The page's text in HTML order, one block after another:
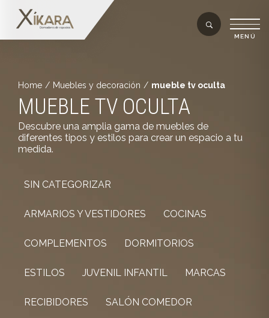
Home / Muebles y decoración / mueble tv oculta
MUEBLE TV OCULTA
Descubre una amplia gama de muebles de
diferentes tipos y estilos para crear un espacio a tu
medida.
SIN CATEGORIZAR
ARMARIOS Y VESTIDORES COCINAS
COMPLEMENTOS DORMITORIOS
ESTILOS JUVENIL INFANTIL MARCAS
RECIBIDORES SALÓN COMEDOR